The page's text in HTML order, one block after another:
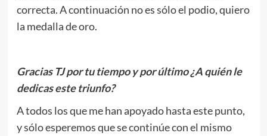
correcta. A continuación no es sólo el podio, quiero
la medalla de oro.
Gracias TJ por tu tiempo y por último ¿A quién le
dedicas este triunfo?
A todos los que me han apoyado hasta este punto,
y sólo esperemos que se continúe con el mismo